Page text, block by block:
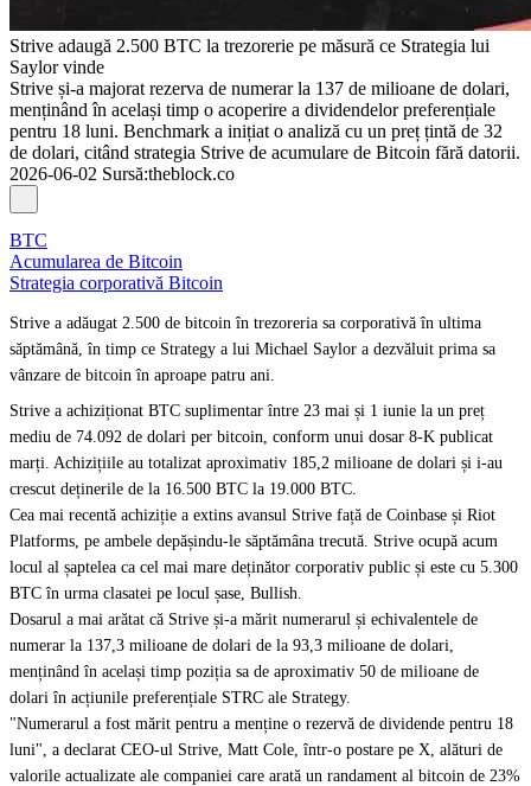
Strive adaugă 2.500 BTC la trezorerie pe măsură ce Strategia lui
Saylor vinde
Strive și-a majorat rezerva de numerar la 137 de milioane de dolari,
menținând în același timp o acoperire a dividendelor preferențiale
pentru 18 luni. Benchmark a inițiat o analiză cu un preț țintă de 32
de dolari, citând strategia Strive de acumulare de Bitcoin fără datorii.
2026-06-02 Sursă:theblock.co
BTC
Acumularea de Bitcoin
Strategia corporativă Bitcoin
Strive a adăugat 2.500 de bitcoin în trezoreria sa corporativă în ultima
săptămână, în timp ce Strategy a lui Michael Saylor a dezvăluit prima sa
vânzare de bitcoin în aproape patru ani.
Strive a achiziționat BTC suplimentar între 23 mai și 1 iunie la un preț
mediu de 74.092 de dolari per bitcoin, conform unui dosar 8-K publicat
marți. Achizițiile au totalizat aproximativ 185,2 milioane de dolari și i-au
crescut deținerile de la 16.500 BTC la 19.000 BTC.
Cea mai recentă achiziție a extins avansul Strive față de Coinbase și Riot
Platforms, pe ambele depășindu-le săptămâna trecută. Strive ocupă acum
locul al șaptelea ca cel mai mare deținător corporativ public și este cu 5.300
BTC în urma clasatei pe locul șase, Bullish.
Dosarul a mai arătat că Strive și-a mărit numerarul și echivalentele de
numerar la 137,3 milioane de dolari de la 93,3 milioane de dolari,
menținând în același timp poziția sa de aproximativ 50 de milioane de
dolari în acțiunile preferențiale STRC ale Strategy.
"Numerarul a fost mărit pentru a menține o rezervă de dividende pentru 18
luni", a declarat CEO-ul Strive, Matt Cole, într-o postare pe X, alături de
valorile actualizate ale companiei care arată un randament al bitcoin de 23%